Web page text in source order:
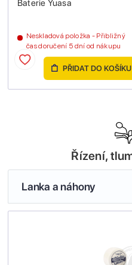
Baterie Yuasa
Neskladová položka - Přibližný
čas doručení 5 dní od nákupu
PŘIDAT DO KOŠÍKU
Řízení,
Lanka a náhony